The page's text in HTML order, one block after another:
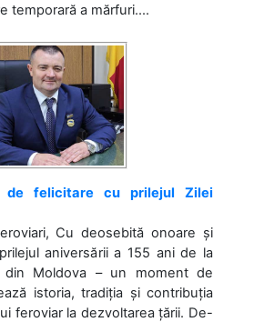
temporară a mărfuri....
de felicitare cu prilejul Zilei
Cu deosebită onoare și
aniversării a 155 ani de la
din Moldova – un moment de
istoria, tradiția și contribuția
feroviar la dezvoltarea țării. De-